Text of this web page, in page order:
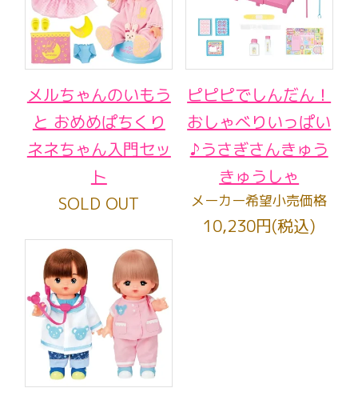
メルちゃんのいもう
と おめめぱちくり
ネネちゃん入門セッ
ト
SOLD OUT
ピピピでしんだん！
おしゃべりいっぱい
♪うさぎさんきゅう
きゅうしゃ
メーカー希望小売価格
10,230円(税込)